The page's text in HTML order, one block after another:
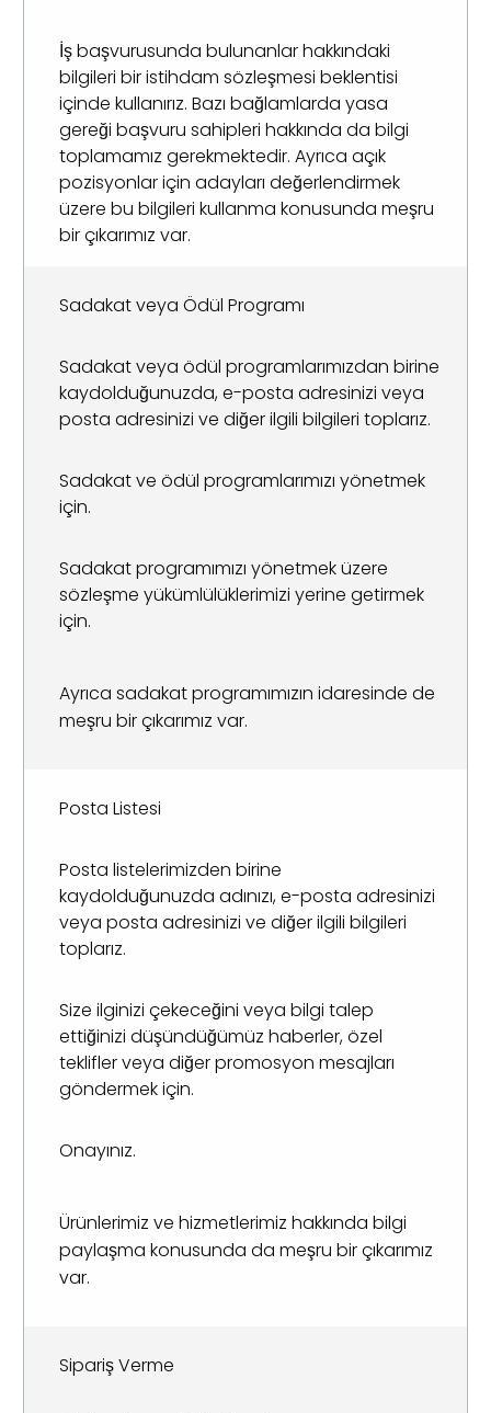
İş başvurusunda bulunanlar hakkındaki
bilgileri bir istihdam sözleşmesi beklentisi
içinde kullanırız. Bazı bağlamlarda yasa
gereği başvuru sahipleri hakkında da bilgi
toplamamız gerekmektedir. Ayrıca açık
pozisyonlar için adayları değerlendirmek
üzere bu bilgileri kullanma konusunda meşru
bir çıkarımız var.
Sadakat veya Ödül Programı
Sadakat veya ödül programlarımızdan birine
kaydolduğunuzda, e-posta adresinizi veya
posta adresinizi ve diğer ilgili bilgileri toplarız.
Sadakat ve ödül programlarımızı yönetmek
için.
Sadakat programımızı yönetmek üzere
sözleşme yükümlülüklerimizi yerine getirmek
için.
Ayrıca sadakat programımızın idaresinde de
meşru bir çıkarımız var.
Posta Listesi
Posta listelerimizden birine
kaydolduğunuzda adınızı, e-posta adresinizi
veya posta adresinizi ve diğer ilgili bilgileri
toplarız.
Size ilginizi çekeceğini veya bilgi talep
ettiğinizi düşündüğümüz haberler, özel
teklifler veya diğer promosyon mesajları
göndermek için.
Onayınız.
Ürünlerimiz ve hizmetlerimiz hakkında bilgi
paylaşma konusunda da meşru bir çıkarımız
var.
Sipariş Verme